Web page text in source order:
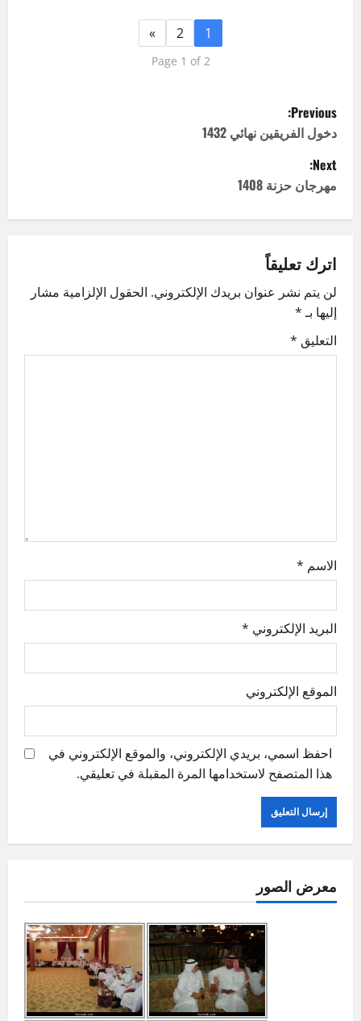
1
2
»
Page 1 of 2
P
o
s
a
v
i
n
Previous:
دخول الفريقين نهائي 1432
Next:
مهرجان حزنة 1408
اترك تعليقاً
لن يتم نشر عنوان بريدك الإلكتروني. الحقول الإلزامية مشار
إليها بـ*
التعليق *
الاسم *
البريد الإلكتروني *
الموقع الإلكتروني
احفظ اسمي، بريدي الإلكتروني، والموقع الإلكتروني في
هذا المتصفح لاستخدامها المرة المقبلة في تعليقي.
معرض الصور